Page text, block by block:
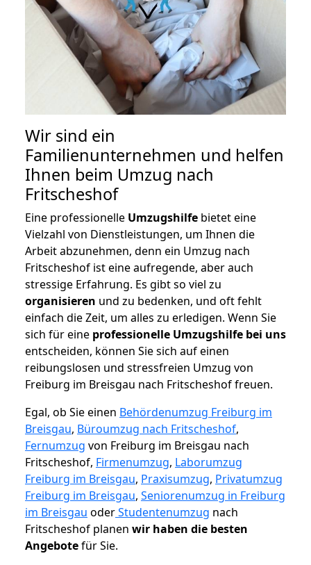
Wir sind ein
Familienunternehmen und helfen
Ihnen beim Umzug nach
Fritscheshof
Eine professionelle Umzugshilfe bietet eine
Vielzahl von Dienstleistungen, um Ihnen die
Arbeit abzunehmen, denn ein Umzug nach
Fritscheshof ist eine aufregende, aber auch
stressige Erfahrung. Es gibt so viel zu
organisieren und zu bedenken, und oft fehlt
einfach die Zeit, um alles zu erledigen. Wenn Sie
sich für eine professionelle Umzugshilfe bei uns
entscheiden, können Sie sich auf einen
reibungslosen und stressfreien Umzug von
Freiburg im Breisgau nach Fritscheshof freuen.
Egal, ob Sie einen Behördenumzug Freiburg im
Breisgau, Büroumzug nach Fritscheshof,
Fernumzug von Freiburg im Breisgau nach
Fritscheshof, Firmenumzug, Laborumzug
Freiburg im Breisgau, Praxisumzug, Privatumzug
Freiburg im Breisgau, Seniorenumzug in Freiburg
im Breisgau oderStudentenumzug nach
Fritscheshof planen wir haben die besten
Angebotefür Sie.